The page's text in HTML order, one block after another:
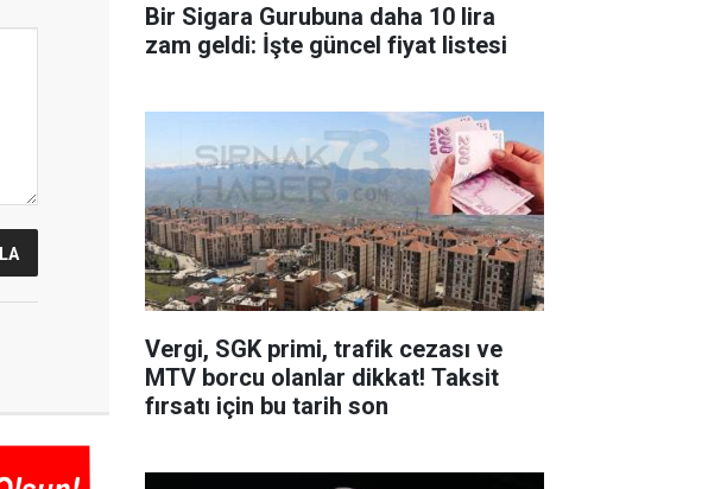
Bir Sigara Gurubuna daha 10 lira
zam geldi: İşte güncel fiyat listesi
Vergi, SGK primi, trafik cezası ve
MTV borcu olanlar dikkat! Taksit
fırsatı için bu tarih son